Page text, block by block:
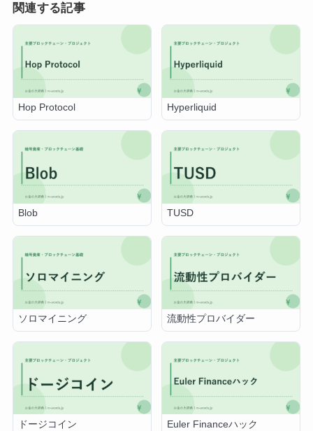
関連する記事
Hop Protocol Hyperliquid
Blob TUSD
ソロマイニング 流動性プロバイダー
ドージコイン Euler Financeハック